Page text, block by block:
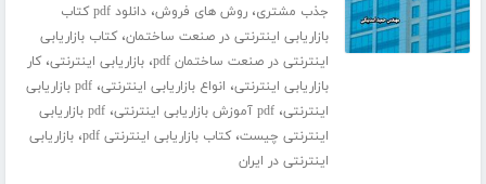
جذب مشتری،روش های فروش،
دانلود pdf کتاب
بازاریابی اینترنتی در صنعت ساختمان،کتاب بازاریابی
اینترنتی در صنعت ساختمان pdf
،بازاریابی اینترنتی،کار
بازاریابی اینترنتی، انواع بازاریابی اینترنتی،
pdf بازاریابی
اینترنتی،pdf آموزش بازاریابی اینترنتی ،
pdf بازاریابی
اینترنتی چیست،کتاب بازاریابی اینترنتی pdf ،بازاریابی
اینترنتی در ایران